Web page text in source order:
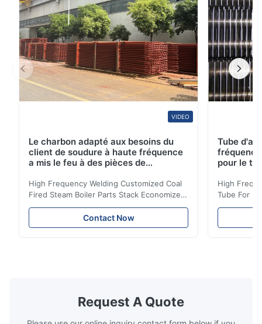
A53...
VIDEO
Le charbon adapté aux besoins du
client de soudure à haute fréquence
a mis le feu à des pièces de
bobine d'économiseur
High Frequency Welding Customized Coal
Fired Steam Boiler Parts Stack Economizer
Coil Boiler economizer Boiler Economizer is
the energy improving device that helps to
reduce the cost of operation by saving the
boilers is generally in the temperature
range of 200°C – 250°C, so there
Contact Now
Tube
pour le
High
Tube For
reduce the
Request A Quote